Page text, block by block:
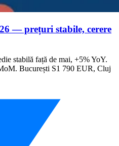
— prețuri stabile, cerere
stabilă față de mai, +5% YoY.
București S1 790 EUR, Cluj